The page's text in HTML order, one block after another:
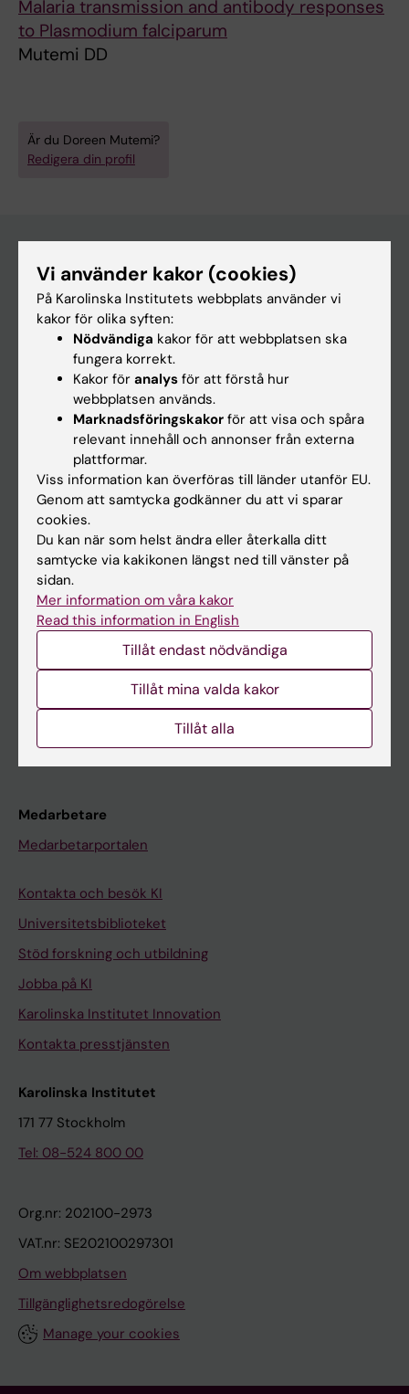
Malaria transmission and antibody responses
to Plasmodium falciparum
Mutemi DD
Är du Doreen Mutemi?
Redigera din profil
Huvudmeny
Utbildning
Forskarutbildning
Forskning
Nyheter
Kalender
Student
Ladok
Canvas
Schema
Kurs- och programwebbar
Medarbetare
Medarbetarportalen
Kontakta och besök KI
Universitetsbiblioteket
Stöd forskning och utbildning
Jobba på KI
Karolinska Institutet Innovation
Kontakta presstjänsten
Karolinska Institutet
171 77 Stockholm
Tel: 08-524 800 00
Org.nr: 202100-2973
VAT.nr: SE202100297301
Om webbplatsen
Tillgänglighetsredogörelse
Manage your cookies
Vi använder kakor (cookies)
På Karolinska Institutets webbplats använder vi
kakor för olika syften:
Nödvändiga kakor för att webbplatsen ska
fungera korrekt.
Kakor för analys för att förstå hur
webbplatsen används.
Marknadsföringskakor för att visa och spåra
relevant innehåll och annonser från externa
plattformar.
Viss information kan överföras till länder utanför EU.
Genom att samtycka godkänner du att vi sparar
cookies.
Du kan när som helst ändra eller återkalla ditt
samtycke via kakikonen längst ned till vänster på
sidan.
Mer information om våra kakor
Read this information in English
Tillåt endast nödvändiga
Tillåt mina valda kakor
Tillåt alla